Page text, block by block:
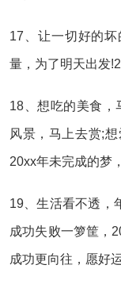
17、让一切好的
量，为了明天出发
18、想吃的美食，
风景，马上去赏;
20xx年未完成的梦
19、生活看不透，
成功失败一箩筐，
成功更向往，愿好